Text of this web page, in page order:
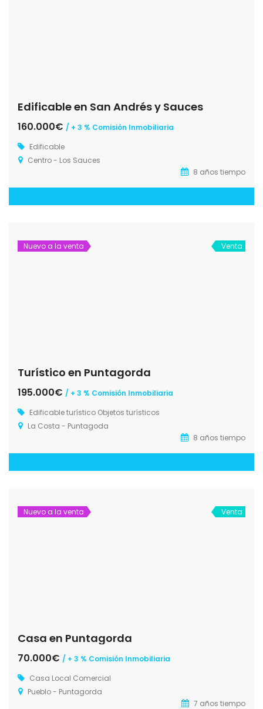
Edificable en San Andrés y Sauces
160.000€ / + 3 % Comisión Inmobiliaria
Edificable
Centro - Los Sauces
8 años tiempo
Nuevo a la venta Venta
Turístico en Puntagorda
195.000€ / + 3 % Comisión Inmobiliaria
Edificable turístico Objetos turísticos
La Costa - Puntagoda
8 años tiempo
Nuevo a la venta Venta
Casa en Puntagorda
70.000€ / + 3 % Comisión Inmobiliaria
Casa Local Comercial
Pueblo - Puntagorda
7 años tiempo